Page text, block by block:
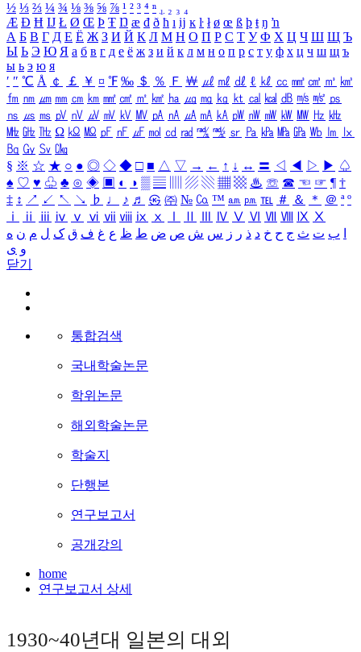
½ ⅓ ⅔ ¼ ¾ ⅛ ⅜ ⅝ ⅞ ¹ ² ³ ⁴ ⁿ ₁ ₂ ₃ ₄
Æ Ð Ħ Ĳ Ł Ø Œ Þ Ŧ Ŋ æ đ ð ħ ı ĳ ĸ ŀ ł ø œ ß þ ŧ ŋ ŉ
А Б В Г Д Е Ё Ж З И Й К Л М Н О П Р С Т У Ф Х Ц Ч Ш Щ Ъ
Ы Ь Э Ю Я а б в г д е ё ж з и й к л м н о п р с т у ф х ц ч ш щ ъ
ы ь э ю я
′ ″ ℃ Å ￠ ￡ ￥ ¤ ℉ ‰ ＄ ％ Ｆ ￦ ㎕ ㎖ ㎗ ℓ ㎘ ㏄ ㎣ ㎤ ㎥ ㎦
㎙ ㎚ ㎛ ㎜ ㎝ ㎞ ㎟ ㎠ ㎡ ㎢ ㏊ ㎍ ㎎ ㎏ ㏏ ㎈ ㎉ ㏈ ㎧ ㎨ ㎰
㎱ ㎲ ㎳ ㎴ ㎵ ㎶ ㎷ ㎸ ㎹ ㎀ ㎁ ㎂ ㎃ ㎄ ㎺ ㎻ ㎽ ㎾ ㎿ ㎐ ㎑
㎒ ㎓ ㎔ Ω ㏀ ㏁ ㎊ ㎋ ㎌ ㏖ ㏅ ㎭ ㎮ ㎯ ㏛ ㎩ ㎪ ㎫ ㎬ ㏝ ㏐
㏓
㏃ ㏉ ㏜ ㏆
§ ※ ☆ ★ ○ ● ◎ ◇ ◆ □ ■ △ ▽ → ← ↑ ↓ ↔ 〓 ◁ ◀ ▷ ▶ ♤
♠ ♡ ♥ ♧ ♣ ⊙ ◈ ▣ ◐ ◑ ▒ ▤ ▨ ▧ ▦ ▩ ♨ ☏ ☎ ☜ ☞ ¶ †
‡ ↕ ↗ ↙ ↖ ↘ ♭ ♩ ♪ ♬ ㉿ ㈜ № ㏇ ™ ㏂ ㏘ ℡ ＃ ＆ ＊ ＠ ª º
ⅰ
ⅱ ⅲ ⅳ ⅴ ⅵ ⅶ ⅷ ⅸ ⅹ Ⅳ Ⅴ Ⅵ Ⅶ Ⅷ Ⅸ Ⅹ
ب ت ث ج ح خ د ذ ر ز س ش ص ض ط ظ ع غ ف ق ک ل م ن ه
و ی
닫기
통합검색
국내학술논문
학위논문
해외학술논문
학술지
단행본
연구보고서
공개강의
home
연구보고서 상세
1930~40년대 일본의 대외